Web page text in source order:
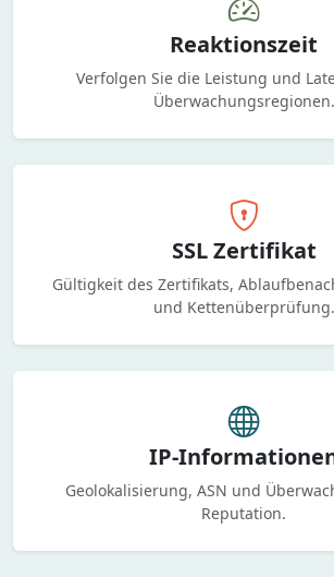
Reaktionszeit
Verfolgen Sie die Leistung und
Überwachungsregionen.
SSL Zertifikat
Gültigkeit des Zertifikats,
und Kettenüberprüfung.
IP-
Geolokalisierung, ASN und
Reputation.